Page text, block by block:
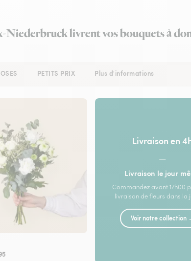
Niederbruck livrent vos bouquets à
PETITS PRIX Plus d'informations
Livraison en
—
Livraison le jour
Commandez avant 17h00
livraison de fleurs dans la
Voir notre collection